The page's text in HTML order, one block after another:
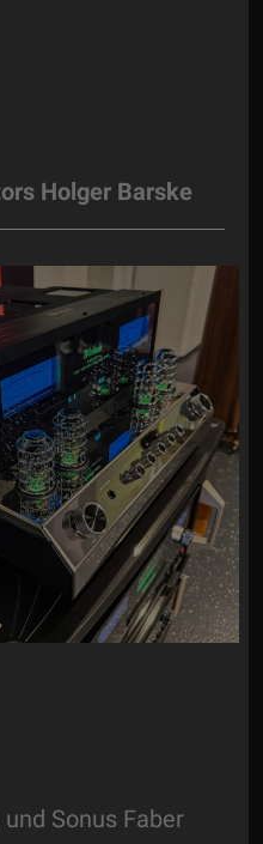
Holger Barske
Sonus Faber